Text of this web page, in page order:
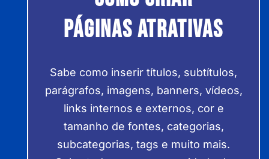
páginas atrativas
Sabe como inserir títulos, subtítulos,
parágrafos, imagens, banners, vídeos,
links internos e externos, cor e
tamanho de fontes, categorias,
subcategorias, tags e muito mais.